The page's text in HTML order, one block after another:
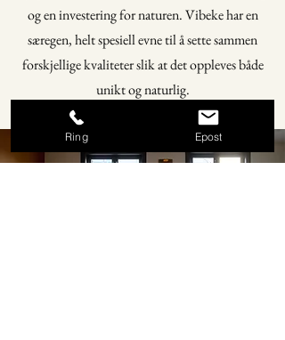
og en investering for naturen. Vibeke har en
særegen, helt spesiell evne til å sette sammen
forskjellige kvaliteter slik at det oppleves både
unikt og naturlig.
Ring Epost